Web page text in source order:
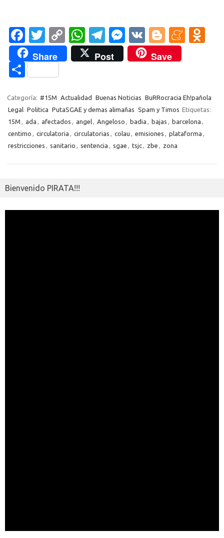
Fa
c
e
b
o
o
k
T
w
it
te
r
C
o
p
Li
n
k
W
h
at
A
p
p
T
el
e
a
m
M
es
se
g
er
V
K
Bl
o
g
er
M
a
m
e
kl
as
Share Post Save
C
m
p
ar
ti
Categoría: #15M Actualidad Buenas Noticias BuRRocracia Eh!pañola
Legal Politica PutaSGAE y demas alimañas Spam y Timos Etiquetas:
15M , ada , afectados , angel, Angeloso , badia , bajas , barcelona ,
centimo , circulatoria , circulatorias , colau , emisiones , plataforma ,
restricciones , sanitario , sentencia , sgae , tsjc, zbe , zona
Bienvenido PIRATA!!!